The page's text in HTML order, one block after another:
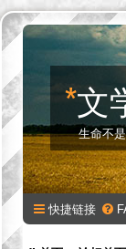
*文
生命不
快捷链接